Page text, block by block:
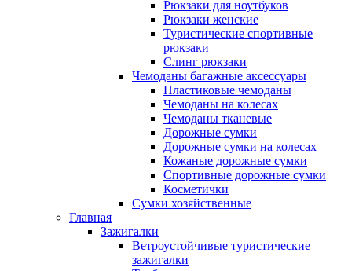
Рюкзаки для ноутбуков
Рюкзаки женские
Туристические спортивные
рюкзаки
Слинг рюкзаки
Чемоданы багажные аксессуары
Пластиковые чемоданы
Чемоданы на колесах
Чемоданы тканевые
Дорожные сумки
Дорожные сумки на колесах
Кожаные дорожные сумки
Спортивные дорожные сумки
Косметички
Сумки хозяйственные
Главная
Зажигалки
Ветроустойчивые туристические
зажигалки